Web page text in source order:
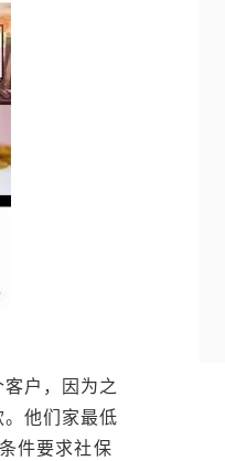
户，因为之
他们家最低
件要求社保